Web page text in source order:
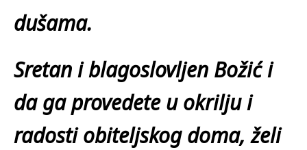
dušama.
Sretan i blagoslovljen Božić i
da ga provedete u okrilju i
radosti obiteljskog doma, želi